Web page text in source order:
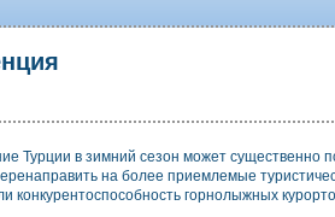
Турции в зимний сезон может существенно
на более приемлемые
горнолыжных